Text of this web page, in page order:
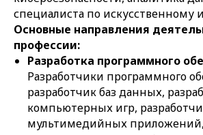
специалиста по искусственному
Основные направления
профессии:
Разработка программного
Разработчики программного
разработчик баз данных,
компьютерных игр,
мультимедийных приложений,